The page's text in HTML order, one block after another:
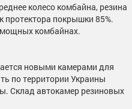
колесо комбайна, резина
протектора покрышки 85%.
комбайнах.
новыми камерами для
по территории Украины
Склад автокамер резиновых